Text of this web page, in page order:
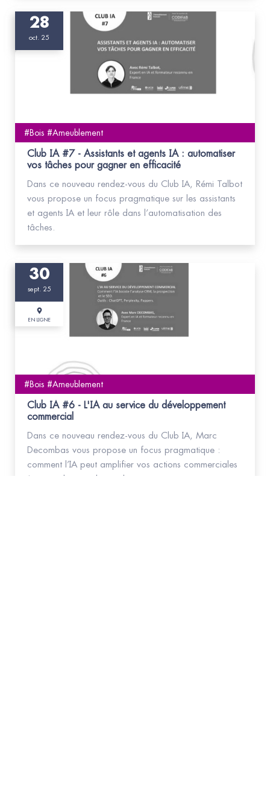
28
oct. 25
#Bois #Ameublement
Club IA #7 - Assistants et agents IA : automatiser
vos tâches pour gagner en efficacité
Dans ce nouveau rendez-vous du Club IA, Rémi Talbot
vous propose un focus pragmatique sur les assistants
et agents IA et leur rôle dans l’automatisation des
tâches.
30
sept. 25
EN LIGNE
#Bois #Ameublement
Club IA #6 - L'IA au service du développement
commercial
Dans ce nouveau rendez-vous du Club IA, Marc
Decombas vous propose un focus pragmatique :
comment l’IA peut amplifier vos actions commerciales